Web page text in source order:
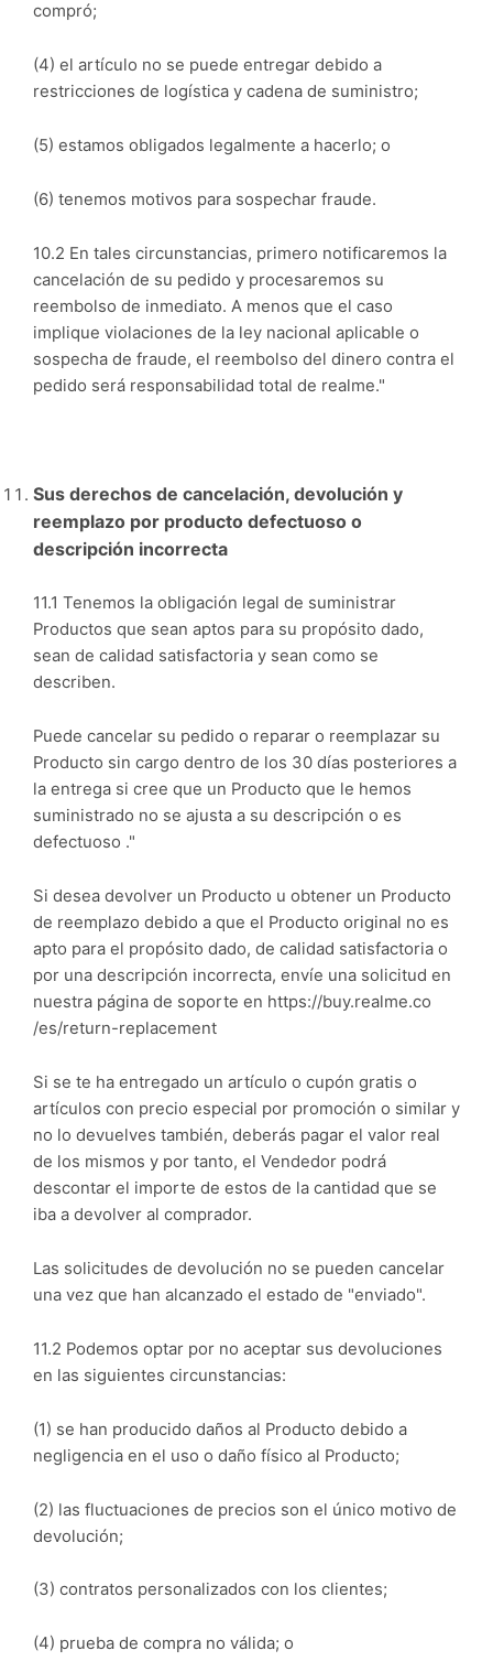
compró;
(4) el artículo no se puede entregar debido a
restricciones de logística y cadena de suministro;
(5) estamos obligados legalmente a hacerlo; o
(6) tenemos motivos para sospechar fraude.
10.2 En tales circunstancias, primero notificaremos la
cancelación de su pedido y procesaremos su
reembolso de inmediato. A menos que el caso
implique violaciones de la ley nacional aplicable o
sospecha de fraude, el reembolso del dinero contra el
pedido será responsabilidad total de realme."
Sus derechos de cancelación, devolución y
reemplazo por producto defectuoso o
descripción incorrecta
11.1 Tenemos la obligación legal de suministrar
Productos que sean aptos para su propósito dado,
sean de calidad satisfactoria y sean como se
describen.
Puede cancelar su pedido o reparar o reemplazar su
Producto sin cargo dentro de los 30 días posteriores a
la entrega si cree que un Producto que le hemos
suministrado no se ajusta a su descripción o es
defectuoso ."
Si desea devolver un Producto u obtener un Producto
de reemplazo debido a que el Producto original no es
apto para el propósito dado, de calidad satisfactoria o
por una descripción incorrecta, envíe una solicitud en
nuestra página de soporte en https://buy.realme.co
/es/return-replacement
Si se te ha entregado un artículo o cupón gratis o
artículos con precio especial por promoción o similar y
no lo devuelves también, deberás pagar el valor real
de los mismos y por tanto, el Vendedor podrá
descontar el importe de estos de la cantidad que se
iba a devolver al comprador.
Las solicitudes de devolución no se pueden cancelar
una vez que han alcanzado el estado de "enviado".
11.2 Podemos optar por no aceptar sus devoluciones
en las siguientes circunstancias:
(1) se han producido daños al Producto debido a
negligencia en el uso o daño físico al Producto;
(2) las fluctuaciones de precios son el único motivo de
devolución;
(3) contratos personalizados con los clientes;
(4) prueba de compra no válida; o